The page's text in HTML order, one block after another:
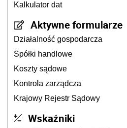
Kalkulator dat
Aktywne formularze
Działalność gospodarcza
Spółki handlowe
Koszty sądowe
Kontrola zarządcza
Krajowy Rejestr Sądowy
Wskaźniki